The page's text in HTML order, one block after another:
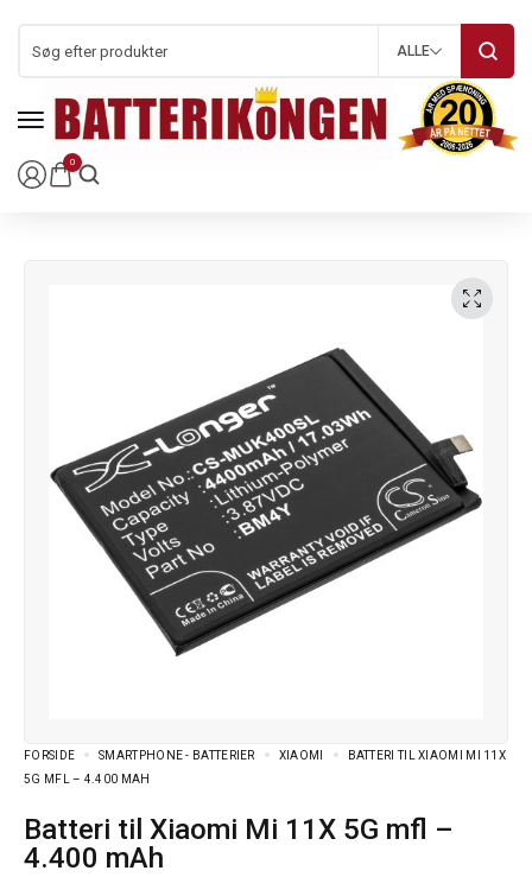
0
ALLE
FORSIDE SMARTPHONE - BATTERIER XIAOMI
BATTERI TIL XIAOMI MI 11X
5G MFL – 4.400 MAH
Batteri til Xiaomi Mi 11X 5G mfl –
4.400 mAh